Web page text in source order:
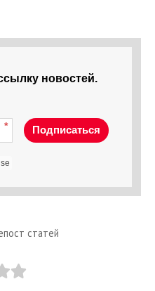
новостей.
* Подписаться
статей